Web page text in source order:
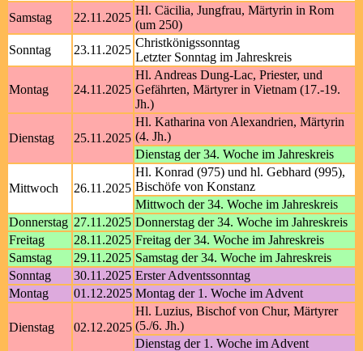
Samstag
22.11.2025
Hl. Cäcilia, Jungfrau, Märtyrin in Rom
(um 250)
Sonntag
23.11.2025
Christkönigssonntag
Letzter Sonntag im Jahreskreis
Montag 24.11.2025
Hl. Andreas Dung-Lac, Priester, und
Gefährten, Märtyrer in Vietnam (17.-19.
Jh.)
Dienstag 25.11.2025
Hl. Katharina von Alexandrien, Märtyrin
(4. Jh.)
Dienstag der 34. Woche im Jahreskreis
Mittwoch 26.11.2025
Hl. Konrad (975) und hl. Gebhard (995),
Bischöfe von Konstanz
Mittwoch der 34. Woche im Jahreskreis
Donnerstag 27.11.2025 Donnerstag der 34. Woche im Jahreskreis
Freitag
28.11.2025 Freitag der 34. Woche im Jahreskreis
Samstag
29.11.2025 Samstag der 34. Woche im Jahreskreis
Sonntag
30.11.2025 Erster Adventssonntag
Montag
01.12.2025 Montag der 1. Woche im Advent
Dienstag 02.12.2025
Hl. Luzius, Bischof von Chur, Märtyrer
(5./6. Jh.)
Dienstag der 1. Woche im Advent